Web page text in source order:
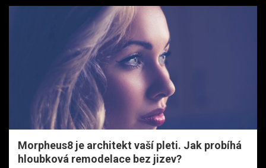
Morpheus8 je architekt vaší pleti. Jak probíhá
hloubková remodelace bez jizev?